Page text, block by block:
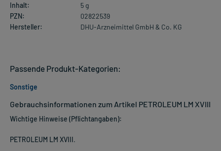
Inhalt:
5 g
PZN:
02822539
Hersteller:
DHU-Arzneimittel GmbH & Co. KG
Gebrauchsinformationen zum Artikel PETROLEUM LM XVIII
Wichtige Hinweise (Pflichtangaben):
PETROLEUM LM XVIII.
Passende Produkt-Kategorien:
Sonstige